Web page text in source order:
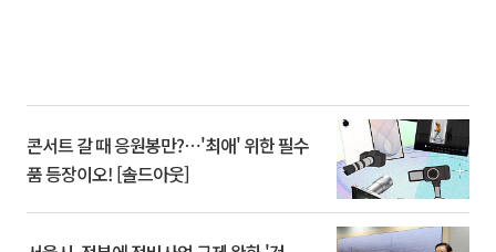
콘서트 갈 때 응원봉만?⋯'최애' 위한 필수
품 등장이오! [솔드아웃]